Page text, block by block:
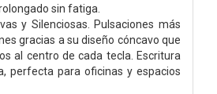
sin fatiga.
y Silenciosas. Pulsaciones más
gracias a su diseño cóncavo que
al centro de cada tecla. Escritura
perfecta para oficinas y espacios